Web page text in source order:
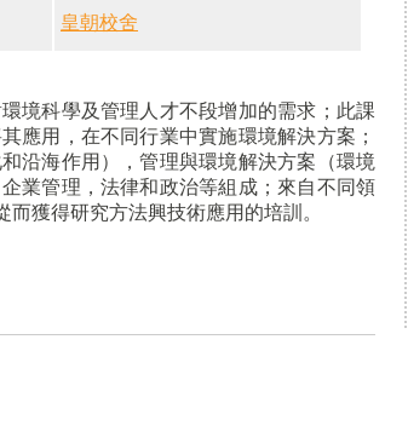
皇朝校舍
境科學及管理人才不段增加的需求；此課
應用，在不同行業中實施環境解決方案；
沿海作用），管理與環境解決方案（環境
業管理，法律和政治等組成；來自不同領
獲得研究方法興技術應用的培訓。